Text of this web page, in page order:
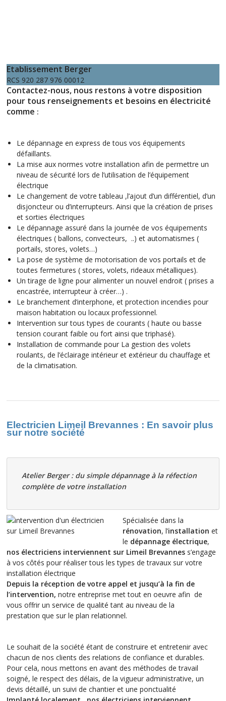
Etablissement Berger
RCS 920 287 976 00012
Contactez-nous, nous restons à votre disposition
pour tous renseignements et besoins en électricité
comme :
Le dépannage en express de tous vos équipements
défaillants.
La mise aux normes votre installation afin de permettre un
niveau de sécurité lors de l’utilisation de l’équipement
électrique
Le changement de votre tableau ,l’ajout d’un différentiel, d’un
disjoncteur ou d’interrupteurs. Ainsi que la création de prises
et sorties électriques
Le dépannage assuré dans la journée de vos équipements
électriques ( ballons, convecteurs, ..) et automatismes (
portails, stores, volets…)
La pose de système de motorisation de vos portails et de
toutes fermetures ( stores, volets, rideaux métalliques).
Un tirage de ligne pour alimenter un nouvel endroit ( prises a
encastrée, interrupteur à créer…) .
Le branchement d’interphone, et protection incendies pour
maison habitation ou locaux professionnel.
Intervention sur tous types de courants ( haute ou basse
tension courant faible ou fort ainsi que triphasé).
Installation de commande pour La gestion des volets
roulants, de l’éclairage intérieur et extérieur du chauffage et
de la climatisation.
Electricien Limeil Brevannes : En savoir plus
sur notre société
Atelier Berger : du simple dépannage à la réfection
complète de votre installation
Spécialisée dans la
rénovation, l’installation et
le dépannage électrique,
nos électriciens interviennent sur Limeil Brevannes s’engage
à vos côtés pour réaliser tous les types de travaux sur votre
installation électrique
Depuis la réception de votre appel et jusqu’à la fin de
l’intervention, notre entreprise met tout en oeuvre afin de
vous offrir un service de qualité tant au niveau de la
prestation que sur le plan relationnel.
Le souhait de la société étant de construire et entretenir avec
chacun de nos clients des relations de confiance et durables.
Pour cela, nous mettons en avant des méthodes de travail
soigné, le respect des délais, de la vigueur administrative, un
devis détaillé, un suivi de chantier et une ponctualité